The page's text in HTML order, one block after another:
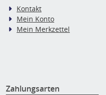
Kontakt
Mein Konto
Mein Merkzettel
Zahlungsarten